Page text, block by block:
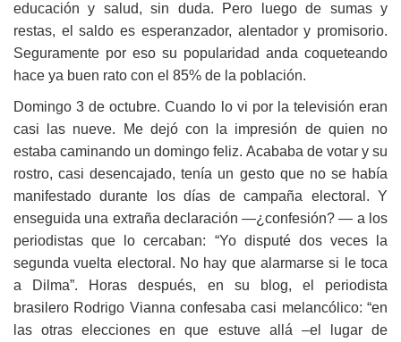
educación y salud, sin duda. Pero luego de sumas y
restas, el saldo es esperanzador, alentador y promisorio.
Seguramente por eso su popularidad anda coqueteando
hace ya buen rato con el 85% de la población.
Domingo 3 de octubre.Cuando lo vi por la televisión eran
casi las nueve. Me dejó con la impresión de quien no
estaba caminando un domingo feliz. Acababa de votar y su
rostro, casi desencajado, tenía un gesto que no se había
manifestado durante los días de campaña electoral. Y
enseguida una extraña declaración —¿confesión? — a los
periodistas que lo cercaban: “Yo disputé dos veces la
segunda vuelta electoral. No hay que alarmarse si le toca
a Dilma”. Horas después, en su blog, el periodista
brasilero Rodrigo Vianna confesaba casi melancólico: “en
las otras elecciones en que estuve allá –el lugar de